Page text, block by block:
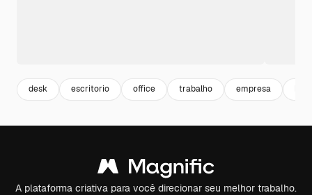
desk escritorio office trabalho empresa
A plataforma criativa para você direcionar seu melhor trabalho.